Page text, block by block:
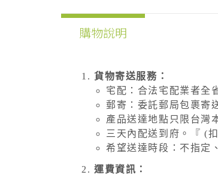
購物說明
貨物寄送服務：
宅配：合法宅配業者全
郵寄：委託郵局包裹寄
產品送達地點只限台灣
三天內配送到府。『 (
希望送達時段：不指定
運費資訊：